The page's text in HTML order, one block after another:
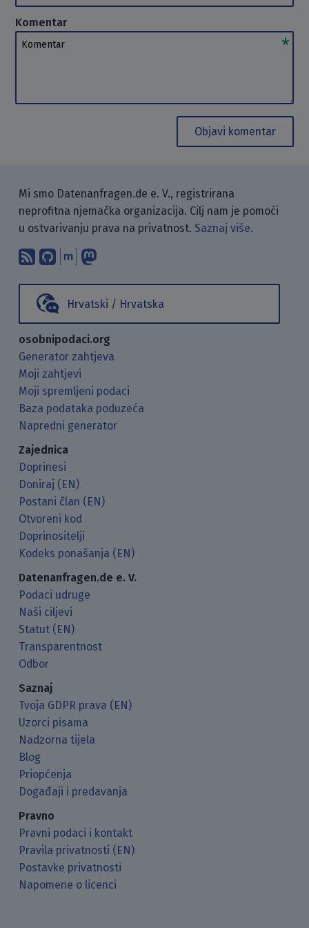
Komentar
Komentar
Objavi komentar
Mi smo Datenanfragen.de e. V., registrirana
neprofitna njemačka organizacija. Cilj nam je pomoći
u ostvarivanju prava na privatnost. Saznaj više.
Pretplati se na naš blog koristeći
Pronađi nas na GitHubu.
Raspravljaj s nama putem
Hrvatski / Hrvatska
osobnipodaci.org
Generator zahtjeva
Moji zahtjevi
Moji spremljeni podaci
Baza podataka poduzeća
Napredni generator
Zajednica
Doprinesi
Doniraj (EN)
Postani član (EN)
Otvoreni kod
Doprinositelji
Kodeks ponašanja (EN)
Datenanfragen.de e. V.
Podaci udruge
Naši ciljevi
Statut (EN)
Transparentnost
Odbor
Saznaj
Tvoja GDPR prava (EN)
Uzorci pisama
Nadzorna tijela
Blog
Priopćenja
Događaji i predavanja
Pravno
Pravni podaci i kontakt
Pravila privatnosti (EN)
Postavke privatnosti
Napomene o licenci